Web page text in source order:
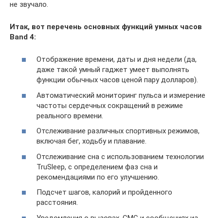
не звучало.
Итак, вот перечень основных функций умных часов
Band 4:
Отображение времени, даты и дня недели (да,
даже такой умный гаджет умеет выполнять
функции обычных часов ценой пару долларов).
Автоматический мониторинг пульса и измерение
частоты сердечных сокращений в режиме
реального времени.
Отслеживание различных спортивных режимов,
включая бег, ходьбу и плавание.
Отслеживание сна с использованием технологии
TruSleep, с определением фаз сна и
рекомендациями по его улучшению.
Подсчет шагов, калорий и пройденного
расстояния.